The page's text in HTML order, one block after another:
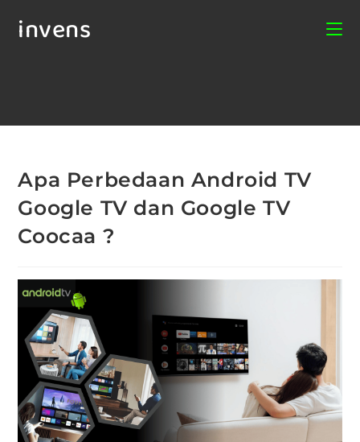
invens
Apa Perbedaan Android TV
Google TV dan Google TV
Coocaa ?